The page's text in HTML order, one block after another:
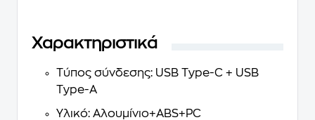
Χαρακτηριστικά
Τύπος σύνδεσης: USB Type-C + USB
Type-A
Υλικό: Αλουμίνιο+ABS+PC